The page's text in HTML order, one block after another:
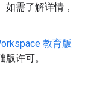
需了解详情，
教育版
许可。